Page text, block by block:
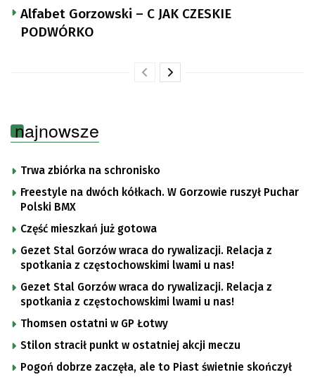
Alfabet Gorzowski – C JAK CZESKIE
PODWÓRKO
najnowsze
Trwa zbiórka na schronisko
Freestyle na dwóch kółkach. W Gorzowie ruszył Puchar
Polski BMX
Część mieszkań już gotowa
Gezet Stal Gorzów wraca do rywalizacji. Relacja z
spotkania z częstochowskimi lwami u nas!
Gezet Stal Gorzów wraca do rywalizacji. Relacja z
spotkania z częstochowskimi lwami u nas!
Thomsen ostatni w GP Łotwy
Stilon stracił punkt w ostatniej akcji meczu
Pogoń dobrze zaczęła, ale to Piast świetnie skończył